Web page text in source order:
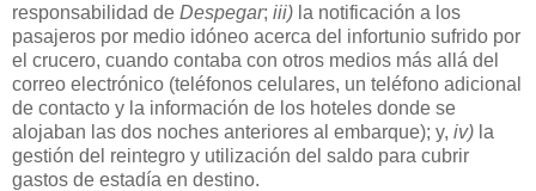
responsabilidad de Despegar; iii) la notificación a los
pasajeros por medio idóneo acerca del infortunio sufrido por
el crucero, cuando contaba con otros medios más allá del
correo electrónico (teléfonos celulares, un teléfono adicional
de contacto y la información de los hoteles donde se
alojaban las dos noches anteriores al embarque); y, iv) la
gestión del reintegro y utilización del saldo para cubrir
gastos de estadía en destino.